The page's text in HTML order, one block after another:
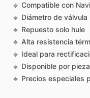
🔹 Compatible con
🔹 Diámetro de válvula
🔹 Repuesto solo hule
🔹 Alta resistencia
🔹 Ideal para
🔹 Disponible por pieza
🔹 Precios especiales